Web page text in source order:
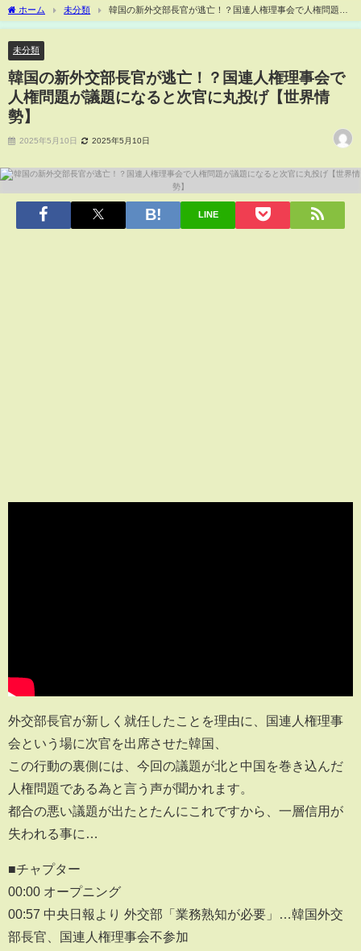
ホーム 未分類
韓国の新外交部長官が逃亡！？国連人権理事会で人権問題が
議題になると次官に丸投げ【世界情勢】
未分類
韓国の新外交部長官が逃亡！？国連人権理事会で
人権問題が議題になると次官に丸投げ【世界情
勢】
2025年5月10日 2025年5月10日
LINE
外交部長官が新しく就任したことを理由に、国連人権理事
会という場に次官を出席させた韓国、
この行動の裏側には、今回の議題が北と中国を巻き込んだ
人権問題である為と言う声が聞かれます。
都合の悪い議題が出たとたんにこれですから、一層信用が
失われる事に…
■チャプター
00:00 オープニング
00:57 中央日報より 外交部「業務熟知が必要」…韓国外交
部長官、国連人権理事会不参加